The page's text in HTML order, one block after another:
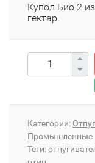
​Купол Био 2
гектар.
Категории:
Промышленные
Теги: